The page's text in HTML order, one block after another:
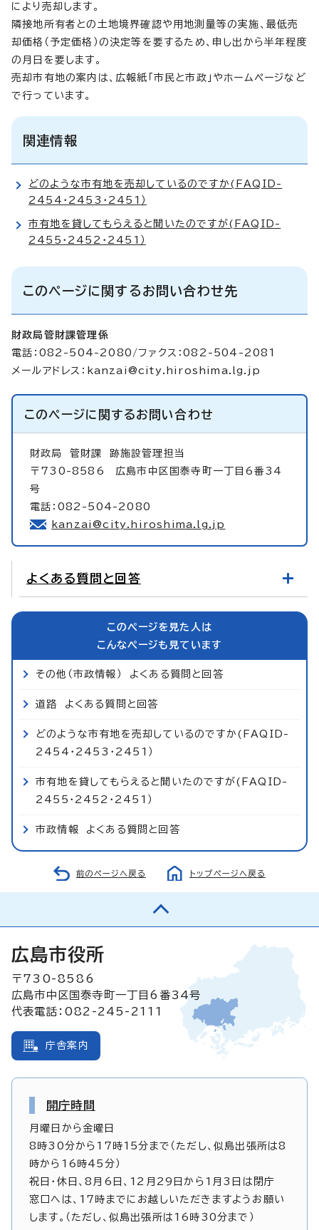
により売却します。
隣接地所有者との土地境界確認や用地測量等の実施、最低売
却価格（予定価格）の決定等を要するため、申し出から半年程度
の月日を要します。
売却市有地の案内は、広報紙「市民と市政」やホームページなど
で行っています。
関連情報
どのような市有地を売却しているのですか(FAQID-
2454・2453・2451）
市有地を貸してもらえると聞いたのですが(FAQID-
2455・2452・2451）
このページに関するお問い合わせ先
財政局管財課管理係
電話：082-504-2080/ファクス：082-504-2081
メールアドレス： kanzai@city.hiroshima.lg.jp
このページに関するお問い合わせ
財政局 管財課 跡施設管理担当
〒730-8586 広島市中区国泰寺町一丁目6番34
号
電話：082-504-2080
kanzai@city.hiroshima.lg.jp
よくある質問と回答
このページを見た人は
こんなページも見ています
その他（市政情報） よくある質問と回答
道路 よくある質問と回答
どのような市有地を売却しているのですか(FAQID-
2454・2453・2451）
市有地を貸してもらえると聞いたのですが(FAQID-
2455・2452・2451）
市政情報 よくある質問と回答
前のページへ戻る トップページへ戻る
広島市役所
〒730-8586
広島市中区国泰寺町一丁目6番34号
代表電話：082-245-2111
庁舎案内
開庁時間
月曜日から金曜日
8時30分から17時15分まで（ただし、似島出張所は8
時から16時45分）
祝日・休日、8月6日、12月29日から1月3日は閉庁
窓口へは、17時までにお越しいただきますようお願い
します。（ただし、似島出張所は16時30分まで）